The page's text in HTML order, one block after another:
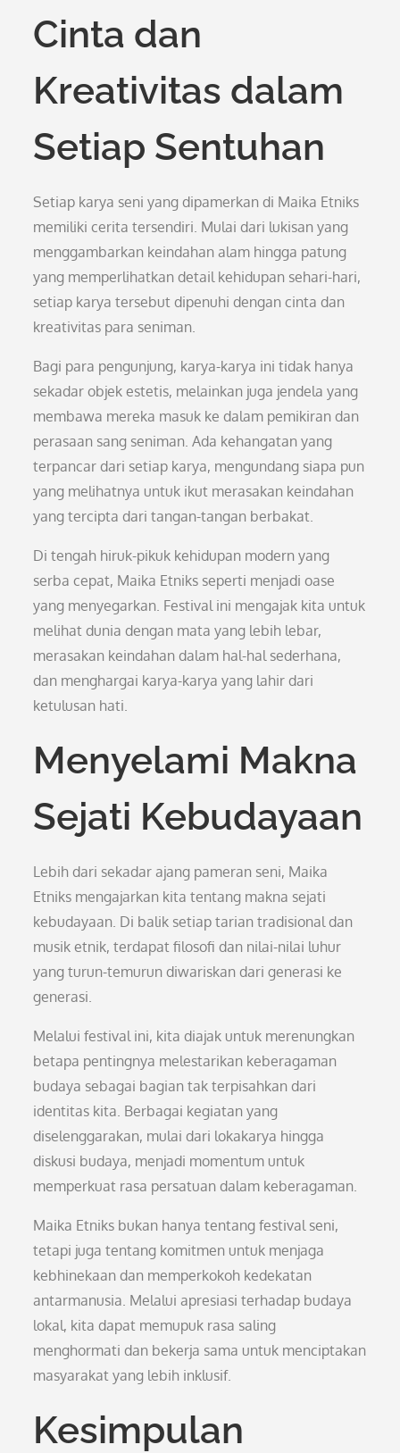
Cinta dan
Kreativitas dalam
Setiap Sentuhan
Setiap karya seni yang dipamerkan di Maika Etniks
memiliki cerita tersendiri. Mulai dari lukisan yang
menggambarkan keindahan alam hingga patung
yang memperlihatkan detail kehidupan sehari-hari,
setiap karya tersebut dipenuhi dengan cinta dan
kreativitas para seniman.
Bagi para pengunjung, karya-karya ini tidak hanya
sekadar objek estetis, melainkan juga jendela yang
membawa mereka masuk ke dalam pemikiran dan
perasaan sang seniman. Ada kehangatan yang
terpancar dari setiap karya, mengundang siapa pun
yang melihatnya untuk ikut merasakan keindahan
yang tercipta dari tangan-tangan berbakat.
Di tengah hiruk-pikuk kehidupan modern yang
serba cepat, Maika Etniks seperti menjadi oase
yang menyegarkan. Festival ini mengajak kita untuk
melihat dunia dengan mata yang lebih lebar,
merasakan keindahan dalam hal-hal sederhana,
dan menghargai karya-karya yang lahir dari
ketulusan hati.
Menyelami Makna
Sejati Kebudayaan
Lebih dari sekadar ajang pameran seni, Maika
Etniks mengajarkan kita tentang makna sejati
kebudayaan. Di balik setiap tarian tradisional dan
musik etnik, terdapat filosofi dan nilai-nilai luhur
yang turun-temurun diwariskan dari generasi ke
generasi.
Melalui festival ini, kita diajak untuk merenungkan
betapa pentingnya melestarikan keberagaman
budaya sebagai bagian tak terpisahkan dari
identitas kita. Berbagai kegiatan yang
diselenggarakan, mulai dari lokakarya hingga
diskusi budaya, menjadi momentum untuk
memperkuat rasa persatuan dalam keberagaman.
Maika Etniks bukan hanya tentang festival seni,
tetapi juga tentang komitmen untuk menjaga
kebhinekaan dan memperkokoh kedekatan
antarmanusia. Melalui apresiasi terhadap budaya
lokal, kita dapat memupuk rasa saling
menghormati dan bekerja sama untuk menciptakan
masyarakat yang lebih inklusif.
Kesimpulan